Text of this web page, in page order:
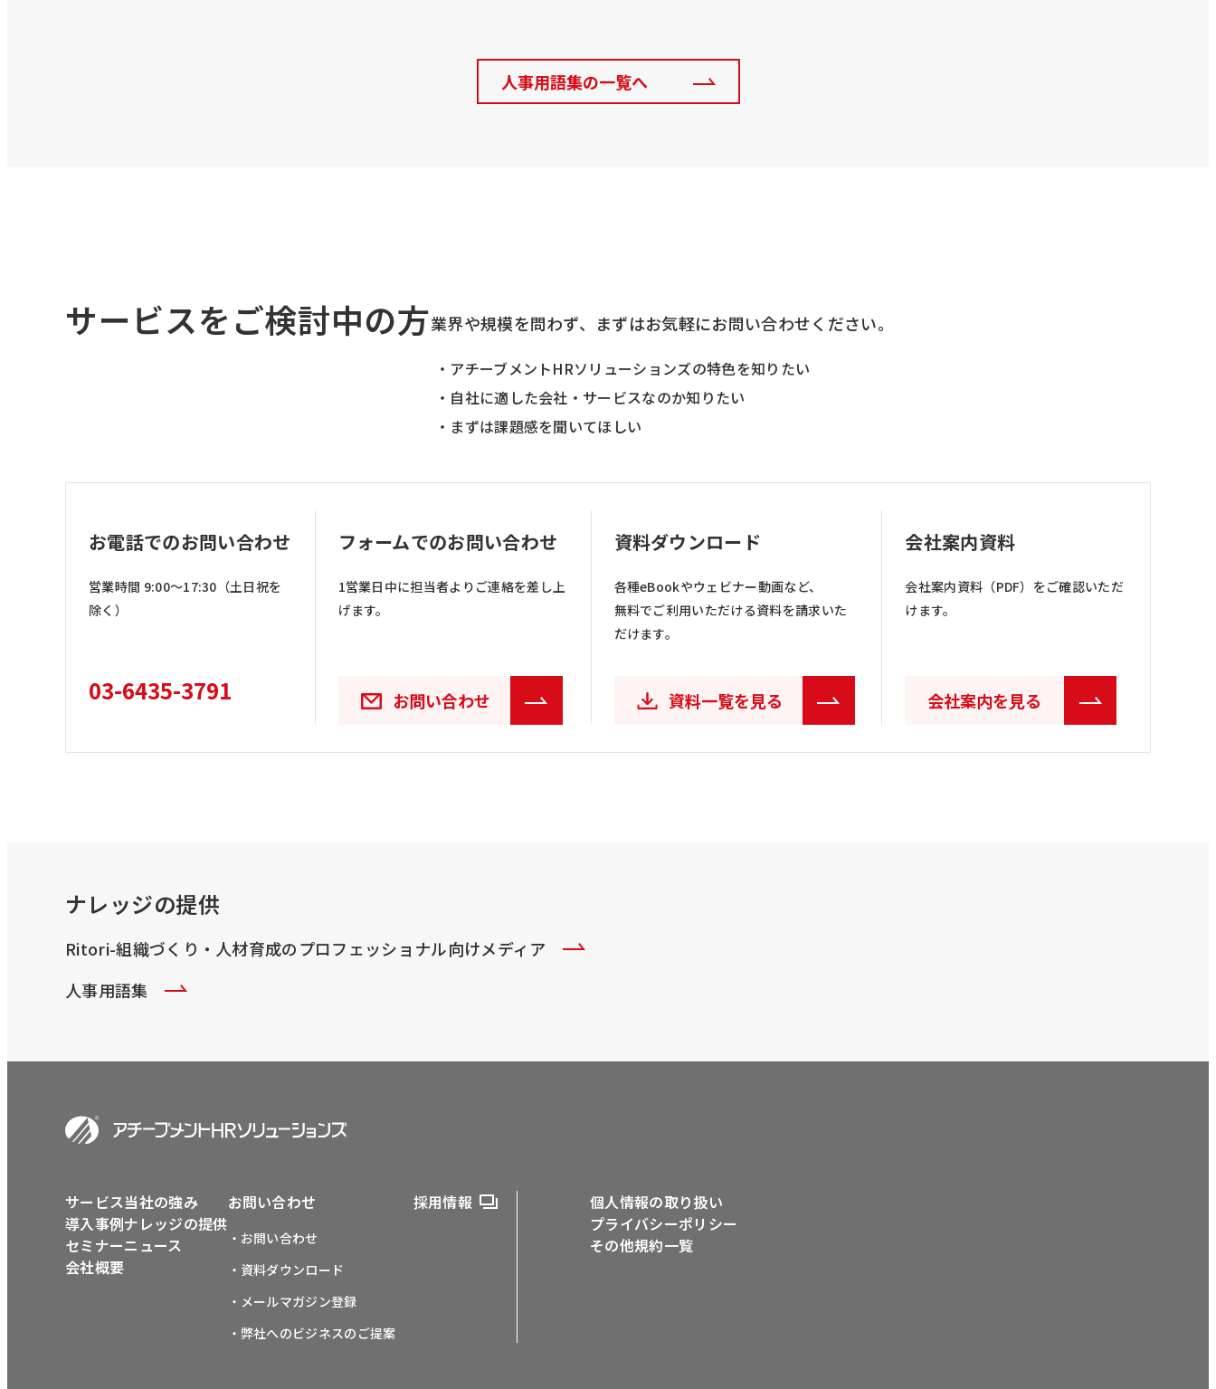
人事用語集の一覧へ
サービスをご検討中の方業界や規模を問わず、まずはお気軽にお問い合わせください。
・アチーブメントHRソリューションズの特色を知りたい
・自社に適した会社・サービスなのか知りたい
・まずは課題感を聞いてほしい
お電話でのお問い合わせ
営業時間 9:00〜17:30（土日祝を
除く）
03-6435-3791
フォームでのお問い合わせ
1営業日中に担当者よりご連絡を差し上
げます。
お問い合わせ
資料ダウンロード
各種eBookやウェビナー動画など、
無料でご利用いただける資料を請求いた
だけます。
資料一覧を見る
会社案内資料
会社案内資料（PDF）をご確認いただ
けます。
会社案内を見る
ナレッジの提供
Ritori-組織づくり・人材育成のプロフェッショナル向けメディア
人事用語集
サービス
導入事例
セミナー
会社概要
当社の強み
ナレッジの提供
ニュース
お問い合わせ
・お問い合わせ
・資料ダウンロード
・メールマガジン登録
・弊社へのビジネスのご提案
採用情報
個人情報の取り扱い
プライバシーポリシー
その他規約一覧